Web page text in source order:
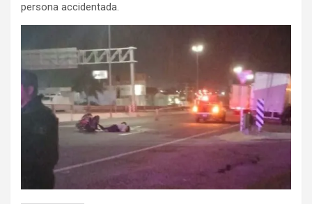
persona accidentada.